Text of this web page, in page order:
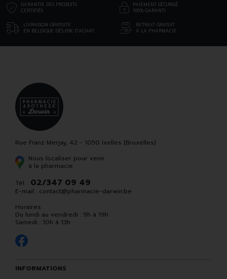
GARANTIE DES PRODUITS
CERTIFIÉS
PAIEMENT SÉCURISÉ
100% GARANTI
LIVRAISON GRATUITE
EN BELGIQUE DÈS 69€ D’ACHAT
RETRAIT GRATUIT
À LA PHARMACIE
Rue Franz Merjay, 42 - 1050 Ixelles (Bruxelles)
Nous localiser pour venir
à la pharmacie
Tél. : 02/347 09 49
E-mail : contact@pharmacie-darwin.be
Horaires
Du lundi au vendredi : 9h à 19h
Samedi : 10h à 13h
INFORMATIONS